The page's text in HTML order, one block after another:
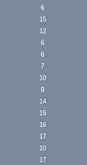
6
15
12
6
6
7
10
9
14
15
16
17
10
17